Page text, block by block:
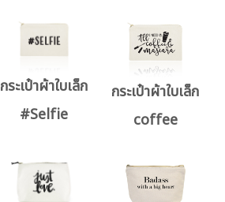
กระเป๋าผ้าใบเล็ก
#Selfie
กระเป๋าผ้าใบเล็ก
coffee